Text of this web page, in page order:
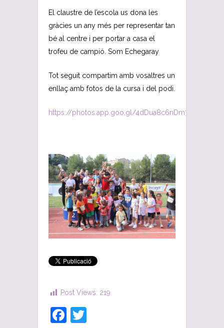
El claustre de l’escola us dona les
gràcies un any més per representar tan
bé al centre i per portar a casa el
trofeu de campió. Som Echegaray
Tot seguit compartim amb vosaltres un
enllaç amb fotos de la cursa i del podi.
https://photos.app.goo.gl/4dDua8c6nDm7vsj37
Post Views: 219
Facebook